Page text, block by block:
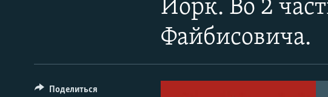
Йорк. Во 2
Файбисовича.
Поделиться